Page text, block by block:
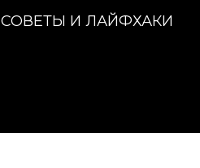
СОВЕТЫ И ЛАЙФХАКИ